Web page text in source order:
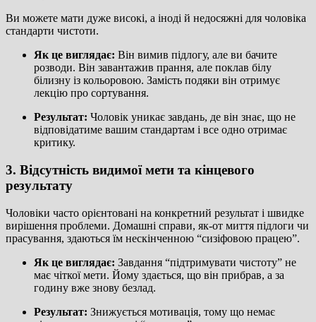
Ви можете мати дуже високі, а іноді й недосяжні для чоловіка
стандарти чистоти.
Як це виглядає: Він вимив підлогу, але ви бачите
розводи. Він завантажив прання, але поклав білу
білизну із кольоровою. Замість подяки він отримує
лекцію про сортування.
Результат: Чоловік уникає завдань, де він знає, що не
відповідатиме вашим стандартам і все одно отримає
критику.
3. Відсутність видимої мети та кінцевого
результату
Чоловіки часто орієнтовані на конкретний результат і швидке
вирішення проблеми. Домашні справи, як-от миття підлоги чи
прасування, здаються їм нескінченною “сизіфовою працею”.
Як це виглядає: Завдання “підтримувати чистоту” не
має чіткої мети. Йому здається, що він прибрав, а за
годину вже знову безлад.
Результат: Знижується мотивація, тому що немає